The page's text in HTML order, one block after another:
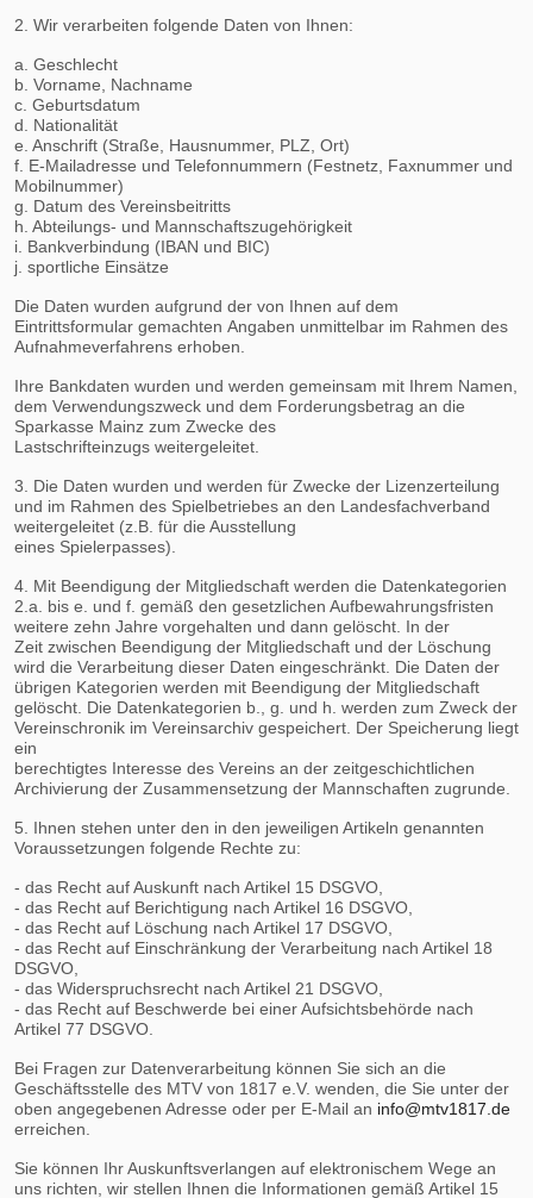
2. Wir verarbeiten folgende Daten von Ihnen:
a. Geschlecht
b. Vorname, Nachname
c. Geburtsdatum
d. Nationalität
e. Anschrift (Straße, Hausnummer, PLZ, Ort)
f. E-Mailadresse und Telefonnummern (Festnetz, Faxnummer und
Mobilnummer)
g. Datum des Vereinsbeitritts
h. Abteilungs- und Mannschaftszugehörigkeit
i. Bankverbindung (IBAN und BIC)
j. sportliche Einsätze
Die Daten wurden aufgrund der von Ihnen auf dem
Eintrittsformular gemachten Angaben unmittelbar im Rahmen des
Aufnahmeverfahrens erhoben.
Ihre Bankdaten wurden und werden gemeinsam mit Ihrem Namen,
dem Verwendungszweck und dem Forderungsbetrag an die
Sparkasse Mainz zum Zwecke des
Lastschrifteinzugs weitergeleitet.
3. Die Daten wurden und werden für Zwecke der Lizenzerteilung
und im Rahmen des Spielbetriebes an den Landesfachverband
weitergeleitet (z.B. für die Ausstellung
eines Spielerpasses).
4. Mit Beendigung der Mitgliedschaft werden die Datenkategorien
2.a. bis e. und f. gemäß den gesetzlichen Aufbewahrungsfristen
weitere zehn Jahre vorgehalten und dann gelöscht. In der
Zeit zwischen Beendigung der Mitgliedschaft und der Löschung
wird die Verarbeitung dieser Daten eingeschränkt. Die Daten der
übrigen Kategorien werden mit Beendigung der Mitgliedschaft
gelöscht. Die Datenkategorien b., g. und h. werden zum Zweck der
Vereinschronik im Vereinsarchiv gespeichert. Der Speicherung liegt
ein
berechtigtes Interesse des Vereins an der zeitgeschichtlichen
Archivierung der Zusammensetzung der Mannschaften zugrunde.
5. Ihnen stehen unter den in den jeweiligen Artikeln genannten
Voraussetzungen folgende Rechte zu:
- das Recht auf Auskunft nach Artikel 15 DSGVO,
- das Recht auf Berichtigung nach Artikel 16 DSGVO,
- das Recht auf Löschung nach Artikel 17 DSGVO,
- das Recht auf Einschränkung der Verarbeitung nach Artikel 18
DSGVO,
- das Widerspruchsrecht nach Artikel 21 DSGVO,
- das Recht auf Beschwerde bei einer Aufsichtsbehörde nach
Artikel 77 DSGVO.
Bei Fragen zur Datenverarbeitung können Sie sich an die
Geschäftsstelle des MTV von 1817 e.V. wenden, die Sie unter der
oben angegebenen Adresse oder per E-Mail an info@mtv1817.de
erreichen.
Sie können Ihr Auskunftsverlangen auf elektronischem Wege an
uns richten, wir stellen Ihnen die Informationen gemäß Artikel 15